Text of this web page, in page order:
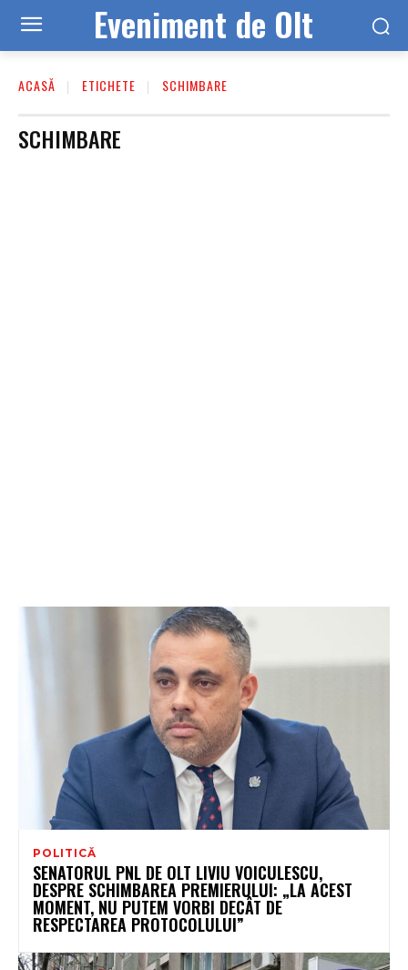
Eveniment de Olt
ACASĂ ETICHETE SCHIMBARE
SCHIMBARE
POLITICĂ
SENATORUL PNL DE OLT LIVIU VOICULESCU,
DESPRE SCHIMBAREA PREMIERULUI: „LA ACEST
MOMENT, NU PUTEM VORBI DECÂT DE
RESPECTAREA PROTOCOLULUI”